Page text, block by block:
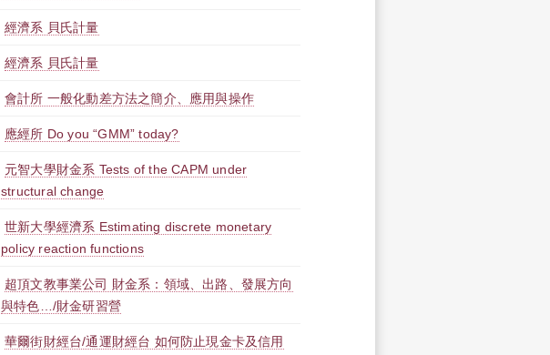
經濟系 貝氏計量
經濟系 貝氏計量
會計所 一般化動差方法之簡介、應用與操作
應經所 Do you “GMM” today?
元智大學財金系 Tests of the CAPM under
structural change
世新大學經濟系 Estimating discrete monetary
policy reaction functions
超頂文教事業公司 財金系：領域、出路、發展方向
與特色…/財金研習營
華爾街財經台/通運財經台 如何防止現金卡及信用